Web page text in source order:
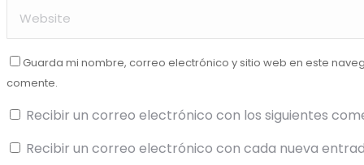
Guarda mi nombre, correo electrónico y sitio web en este
comente.
Recibir un correo electrónico con los siguientes
Recibir un correo electrónico con cada nueva